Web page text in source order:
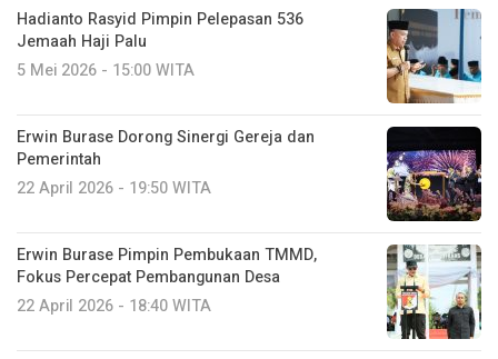
Hadianto Rasyid Pimpin Pelepasan 536
Jemaah Haji Palu
5 Mei 2026 - 15:00 WITA
Erwin Burase Dorong Sinergi Gereja dan
Pemerintah
22 April 2026 - 19:50 WITA
Erwin Burase Pimpin Pembukaan TMMD,
Fokus Percepat Pembangunan Desa
22 April 2026 - 18:40 WITA